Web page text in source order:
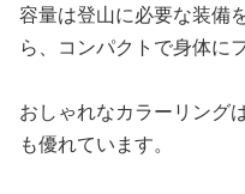
容量は登山に必要な装備
ら、コンパクトで身体に
おしゃれなカラーリング
も優れています。